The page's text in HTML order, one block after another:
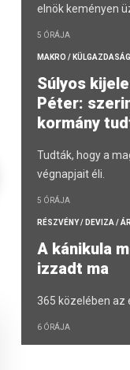
elnök keményen
5 ÓRÁJA
MAKRO / KÜLGAZDASÁG
Súlyos
Péter:
kormány
Tudták, hogy a
végnapjait éli.
5 ÓRÁJA
RÉSZVÉNY / DEVIZA /
A kánikula
izzadt ma
365 közelében az
6 ÓRÁJA